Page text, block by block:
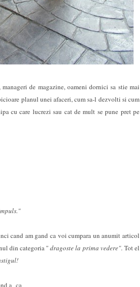
de magazine, oameni dornici sa stie mai
planul unei afaceri, cum sa-l dezvolti si cum
cu care lucrezi sau cat de mult se pune pret pe
cand am gand ca voi cumpara un anumit articol
din categoria "dragoste la prima vedere". Tot el
a ca